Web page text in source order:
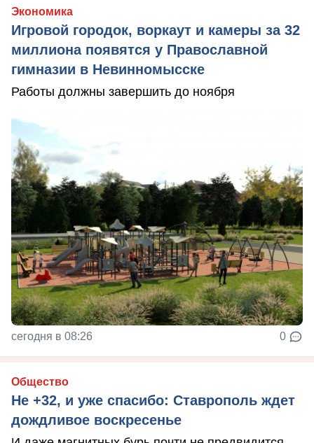
Экономика
Игровой городок, воркаут и камеры за 32
миллиона появятся у Православной
гимназии в Невинномысске
Работы должны завершить до ноября
сегодня в 08:26 0
Общество
Не +32, и уже спасибо: Ставрополь ждет
дождливое воскресенье